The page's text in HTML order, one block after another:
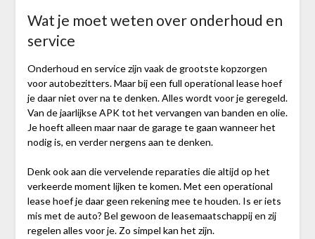
Wat je moet weten over onderhoud en
service
Onderhoud en service zijn vaak de grootste kopzorgen
voor autobezitters. Maar bij een full operational lease hoef
je daar niet over na te denken. Alles wordt voor je geregeld.
Van de jaarlijkse APK tot het vervangen van banden en olie.
Je hoeft alleen maar naar de garage te gaan wanneer het
nodig is, en verder nergens aan te denken.
Denk ook aan die vervelende reparaties die altijd op het
verkeerde moment lijken te komen. Met een operational
lease hoef je daar geen rekening mee te houden. Is er iets
mis met de auto? Bel gewoon de leasemaatschappij en zij
regelen alles voor je. Zo simpel kan het zijn.